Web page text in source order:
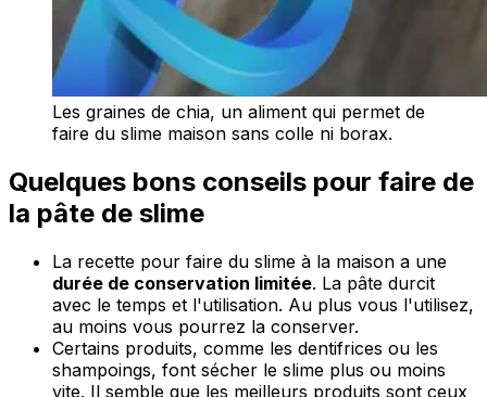
Les graines de chia, un aliment qui permet de
faire du slime maison sans colle ni borax.
Quelques bons conseils pour faire de
la pâte de slime
La recette pour faire du slime à la maison a une
durée de conservation limitée. La pâte durcit
avec le temps et l'utilisation. Au plus vous l'utilisez,
au moins vous pourrez la conserver.
Certains produits, comme les dentifrices ou les
shampoings, font sécher le slime plus ou moins
vite. Il semble que les meilleurs produits sont ceux